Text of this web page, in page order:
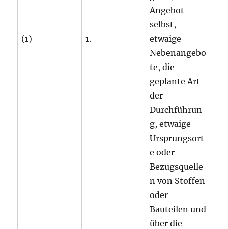
(1) 1.
Angebot
selbst,
etwaige
Nebenangebo
te, die
geplante Art
der
Durchführun
g, etwaige
Ursprungsort
e oder
Bezugsquelle
n von Stoffen
oder
Bauteilen und
über die